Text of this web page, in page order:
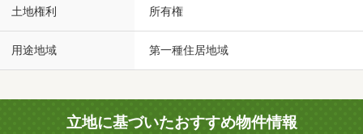
土地権利 所有権
用途地域 第一種住居地域
立地に基づいたおすすめ物件情報